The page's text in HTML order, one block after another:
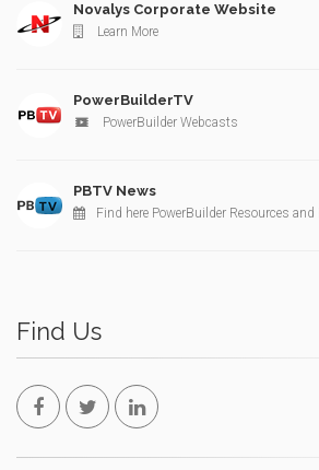
Novalys Corporate Website
Learn More
PowerBuilderTV
PowerBuilder Webcasts
PBTV News
Find here PowerBuilder Resources and
Find Us